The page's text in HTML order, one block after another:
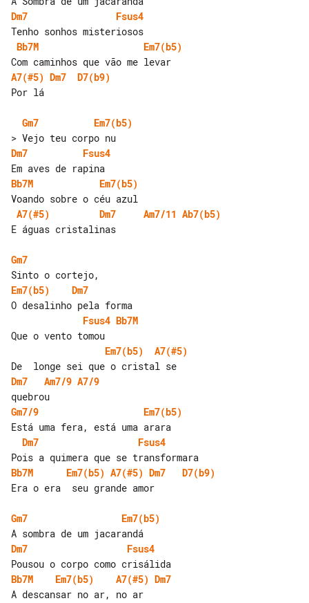
Dm7
Fsus4
Bb7M
Em7(b5)
A7(#5) Dm7
D7(b9)
Por lá
Gm7
Em7(b5)
Dm7
Fsus4
Bb7M
Em7(b5)
A7(#5)
Dm7 Am7/11 Ab7(b5)
E águas cristalinas
Gm7
Em7(b5)
Dm7
Fsus4 Bb7M
Em7(b5)
A7(#5)
Dm7
Am7/9 A7/9
Gm7/9
Em7(b5)
Dm7
Fsus4
Bb7M
Em7(b5) A7(#5) Dm7
D7(b9)
Era o era  seu grande amor
Gm7
Em7(b5)
Dm7
Fsus4
Bb7M
Em7(b5) A7(#5) Dm7
A descansar no ar, no ar